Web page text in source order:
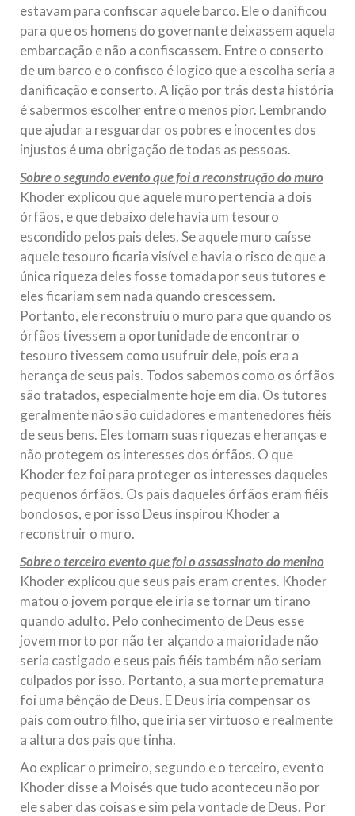
estavam para confiscar aquele barco. Ele o danificou
para que os homens do governante deixassem aquela
embarcação e não a confiscassem. Entre o conserto
de um barco e o confisco é logico que a escolha seria a
danificação e conserto. A lição por trás desta história
é sabermos escolher entre o menos pior. Lembrando
que ajudar a resguardar os pobres e inocentes dos
injustos é uma obrigação de todas as pessoas.
Sobre o segundo evento que foi a reconstrução do muro
Khoder explicou que aquele muro pertencia a dois
órfãos, e que debaixo dele havia um tesouro
escondido pelos pais deles. Se aquele muro caísse
aquele tesouro ficaria visível e havia o risco de que a
única riqueza deles fosse tomada por seus tutores e
eles ficariam sem nada quando crescessem.
Portanto, ele reconstruiu o muro para que quando os
órfãos tivessem a oportunidade de encontrar o
tesouro tivessem como usufruir dele, pois era a
herança de seus pais. Todos sabemos como os órfãos
são tratados, especialmente hoje em dia. Os tutores
geralmente não são cuidadores e mantenedores fiéis
de seus bens. Eles tomam suas riquezas e heranças e
não protegem os interesses dos órfãos. O que
Khoder fez foi para proteger os interesses daqueles
pequenos órfãos. Os pais daqueles órfãos eram fiéis
bondosos, e por isso Deus inspirou Khoder a
reconstruir o muro.
Sobre o terceiro evento que foi o assassinato do menino
Khoder explicou que seus pais eram crentes. Khoder
matou o jovem porque ele iria se tornar um tirano
quando adulto. Pelo conhecimento de Deus esse
jovem morto por não ter alçando a maioridade não
seria castigado e seus pais fiéis também não seriam
culpados por isso. Portanto, a sua morte prematura
foi uma bênção de Deus. E Deus iria compensar os
pais com outro filho, que iria ser virtuoso e realmente
a altura dos pais que tinha.
Ao explicar o primeiro, segundo e o terceiro, evento
Khoder disse a Moisés que tudo aconteceu não por
ele saber das coisas e sim pela vontade de Deus. Por